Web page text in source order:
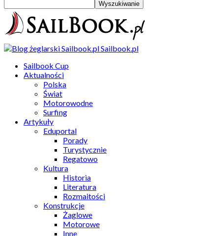
Sailbook.pl
Sailbook Cup
Aktualności
Polska
Świat
Motorowodne
Surfing
Artykuły
Eduportal
Porady
Turystycznie
Regatowo
Kultura
Historia
Literatura
Rozmaitości
Konstrukcje
Żaglowe
Motorowe
Inne